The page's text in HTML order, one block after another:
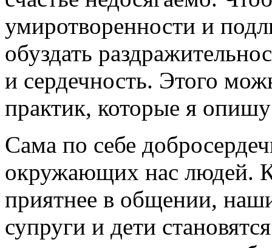
умиротворенности и
обуздать
и сердечность. Этого
практик, которые я
Сама по себе
окружающих нас людей.
приятнее в общении,
супруги и дети